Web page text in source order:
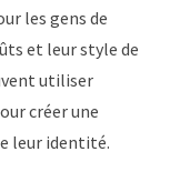
les gens de
et leur style de
utiliser
créer une
leur identité.